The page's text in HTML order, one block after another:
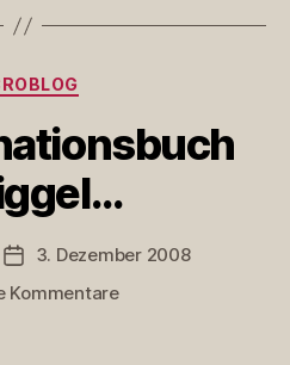
Kategorien
Veröffentlichungsdatum
3. Dezember 2008
Kommentarezu